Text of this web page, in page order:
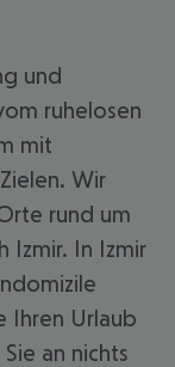
und
ruhelosen
mit
Wir
rund um
Izmir. In Izmir
Ihren Urlaub
an nichts